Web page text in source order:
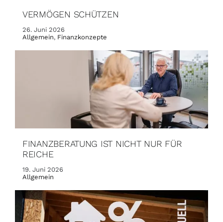
VERMÖGEN SCHÜTZEN
26. Juni 2026
Allgemein, Finanzkonzepte
FINANZBERATUNG IST NICHT NUR FÜR
REICHE
19. Juni 2026
Allgemein